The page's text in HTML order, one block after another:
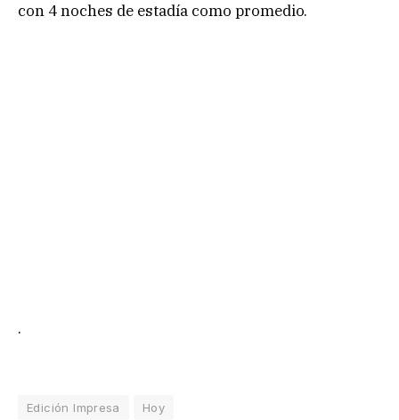
con 4 noches de estadía como promedio.
.
Edición Impresa Hoy